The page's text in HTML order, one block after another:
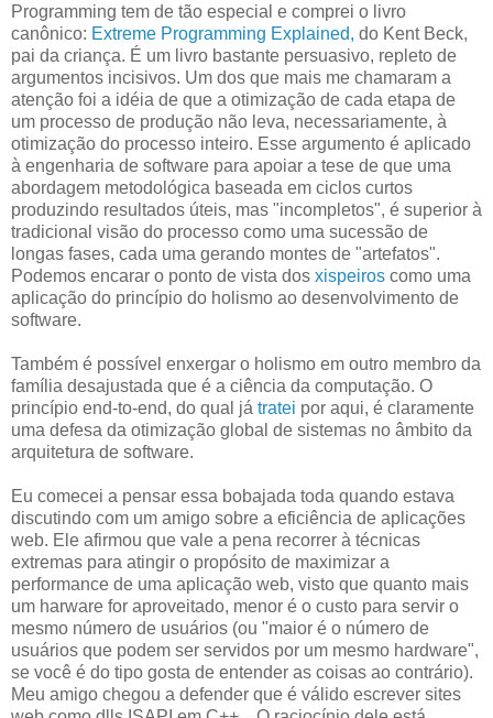
Programming tem de tão especial e comprei o livro
canônico: Extreme Programming Explained, do Kent Beck,
pai da criança. É um livro bastante persuasivo, repleto de
argumentos incisivos. Um dos que mais me chamaram a
atenção foi a idéia de que a otimização de cada etapa de
um processo de produção não leva, necessariamente, à
otimização do processo inteiro. Esse argumento é aplicado
à engenharia de software para apoiar a tese de que uma
abordagem metodológica baseada em ciclos curtos
produzindo resultados úteis, mas "incompletos", é superior à
tradicional visão do processo como uma sucessão de
longas fases, cada uma gerando montes de "artefatos".
Podemos encarar o ponto de vista dos xispeiros como uma
aplicação do princípio do holismo ao desenvolvimento de
software.
Também é possível enxergar o holismo em outro membro da
família desajustada que é a ciência da computação. O
princípio end-to-end, do qual já tratei por aqui, é claramente
uma defesa da otimização global de sistemas no âmbito da
arquitetura de software.
Eu comecei a pensar essa bobajada toda quando estava
discutindo com um amigo sobre a eficiência de aplicações
web. Ele afirmou que vale a pena recorrer à técnicas
extremas para atingir o propósito de maximizar a
performance de uma aplicação web, visto que quanto mais
um harware for aproveitado, menor é o custo para servir o
mesmo número de usuários (ou "maior é o número de
usuários que podem ser servidos por um mesmo hardware",
se você é do tipo gosta de entender as coisas ao contrário).
Meu amigo chegou a defender que é válido escrever sites